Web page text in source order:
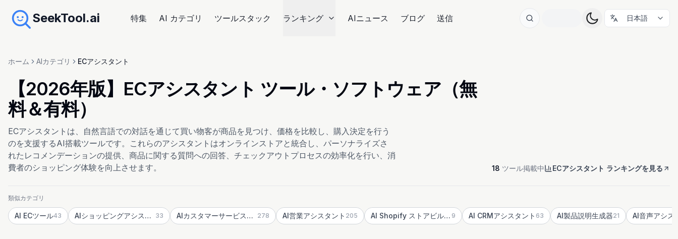
SeekTool.ai 特集 AI カテゴリ ツールスタック ランキング AIニュース ブログ 送信 日本語
ホーム AIカテゴリ ECアシスタント
【2026年版】ECアシスタント ツール・ソフトウェア（無
料＆有料）
ECアシスタントは、自然言語での対話を通じて買い物客が商品を見つけ、価格を比較し、購入決定を行う
のを支援するAI搭載ツールです。これらのアシスタントはオンラインストアと統合し、パーソナライズさ
れたレコメンデーションの提供、商品に関する質問への回答、チェックアウトプロセスの効率化を行い、消
費者のショッピング体験を向上させます。
18 ツール掲載中 ECアシスタント ランキングを見る
類似カテゴリ
AI ECツール43 AIショッピングアシスタント 33 AIカスタマーサービスアシスタント 278 AI営業アシスタント 205 AI Shopify ストアビルダー 9 AI CRMアシスタント 63 AI製品説明生成器21 AI音声アシス